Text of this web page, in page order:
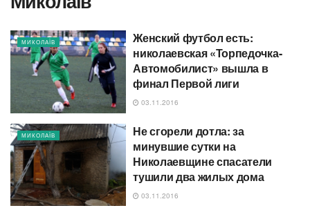
МИКОЛАЇВ
Женский футбол есть:
николаевская «Торпедочка-
Автомобилист» вышла в
финал Первой лиги
03.11.2016
МИКОЛАЇВ
Не сгорели дотла: за
минувшие сутки на
Николаевщине спасатели
тушили два жилых дома
03.11.2016